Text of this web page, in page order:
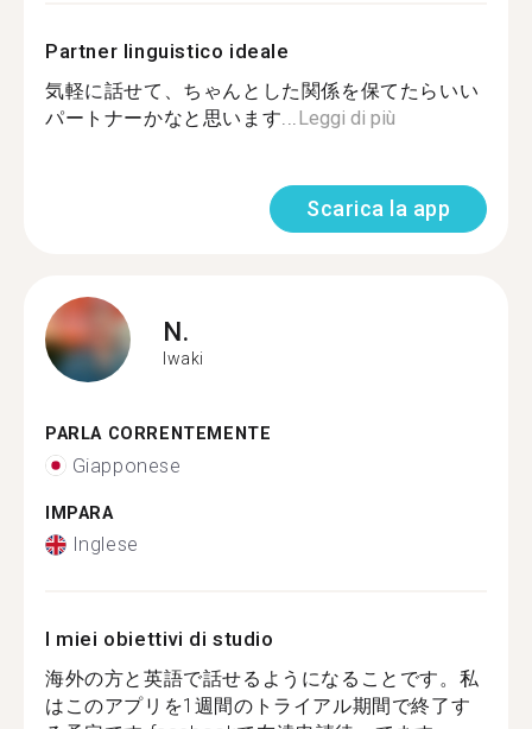
Partner linguistico ideale
気軽に話せて、ちゃんとした関係を保てたらいい
パートナーかなと思います...Leggi di più
Scarica la app
N.
Iwaki
PARLA CORRENTEMENTE
Giapponese
IMPARA
Inglese
I miei obiettivi di studio
海外の方と英語で話せるようになることです。私
はこのアプリを1週間のトライアル期間で終了す